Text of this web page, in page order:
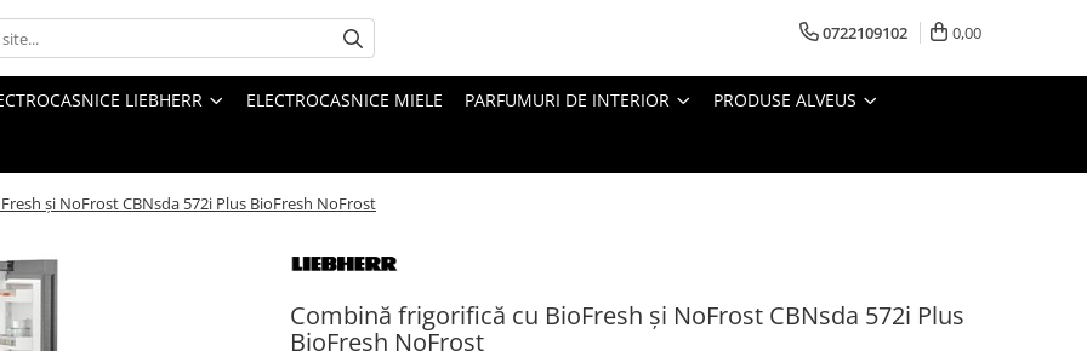
0722109102 0,00
LIEBHERR ELECTROCASNICE MIELE PARFUMURI DE INTERIOR PRODUSE ALVEUS
şi NoFrost CBNsda 572i Plus BioFresh NoFrost
Combină frigorifică cu BioFresh şi NoFrost CBNsda 572i Plus
BioFresh NoFrost